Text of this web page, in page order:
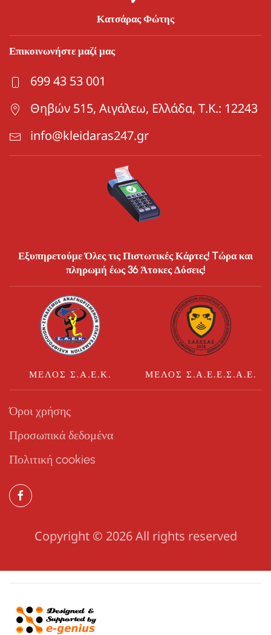
Κατσάρας Φώτης
Επικοινωνήστε μαζί μας
699 43 53 001
Θηβών 515, Αιγάλεω, Ελλάδα, Τ.Κ.: 12243
info@kleidaras247.gr
Εξυπηρετούμε Όλες τις Πιστωτικές Κάρτες! Tώρα και
πληρωμή έως 36 Άτοκες Δόσεις!
ΜΈΛΟΣ Σ.Α.Ε.Κ. ΜΈΛΟΣ Σ.Α.Ε.Ε.Σ.Α.Ε.
Όροι χρήσης
Προσωπικά δεδομένα
Πολιτική cookies
Copyright © 2026 All rights reserved